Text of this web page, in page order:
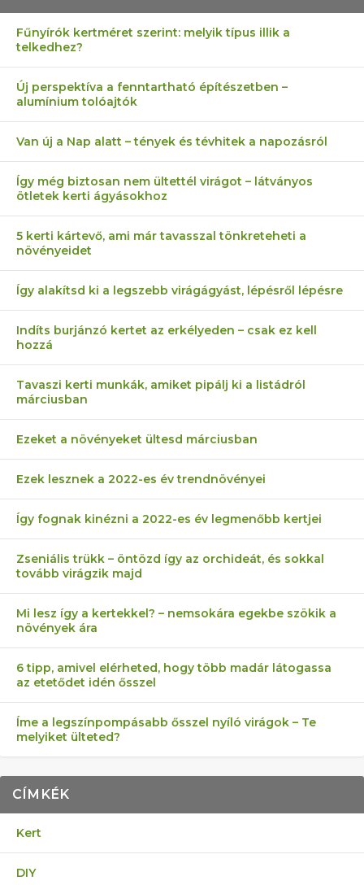
Fűnyírók kertméret szerint: melyik típus illik a
telkedhez?
Új perspektíva a fenntartható építészetben –
alumínium tolóajtók
Van új a Nap alatt – tények és tévhitek a napozásról
Így még biztosan nem ültettél virágot – látványos
ötletek kerti ágyásokhoz
5 kerti kártevő, ami már tavasszal tönkreteheti a
növényeidet
Így alakítsd ki a legszebb virágágyást, lépésről lépésre
Indíts burjánzó kertet az erkélyeden – csak ez kell
hozzá
Tavaszi kerti munkák, amiket pipálj ki a listádról
márciusban
Ezeket a növényeket ültesd márciusban
Ezek lesznek a 2022-es év trendnövényei
Így fognak kinézni a 2022-es év legmenőbb kertjei
Zseniális trükk – öntözd így az orchideát, és sokkal
tovább virágzik majd
Mi lesz így a kertekkel? – nemsokára egekbe szökik a
növények ára
6 tipp, amivel elérheted, hogy több madár látogassa
az etetődet idén ősszel
Íme a legszínpompásabb ősszel nyíló virágok – Te
melyiket ülteted?
CÍMKÉK
Kert
DIY